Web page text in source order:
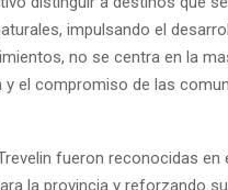
impulsando el
no se centra en la
el compromiso de las
fueron reconocidas en
la provincia y reforzando